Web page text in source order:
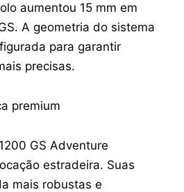
aumentou 15 mm em
A geometria do sistema
para garantir
precisas.
premium
GS Adventure
estradeira. Suas
mais robustas e